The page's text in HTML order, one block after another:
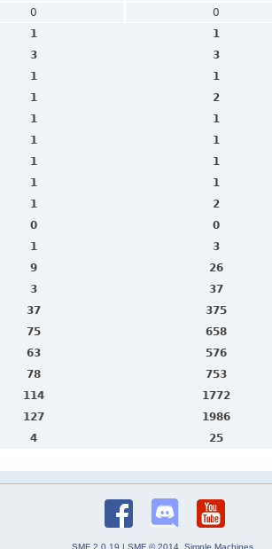
0 0
1 1
3 3
1 1
1 2
1 1
1 1
1 1
1 1
1 2
0 0
1 3
9 26
3 37
37 375
75 658
63 576
78 753
114 1772
127 1986
4 25
SMF 2.0.19 | SMF © 2014 Simple Machines